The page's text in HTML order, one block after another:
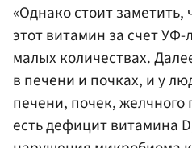
«Однако стоит заметить,
этот витамин за счет
малых количествах.
в печени и почках, и у
печени, почек, желчного
есть дефицит витамина